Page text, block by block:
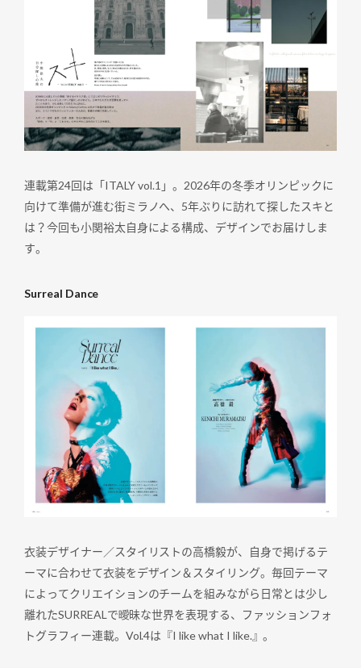
連載第24回は「ITALY vol.1」。2026年の冬季オリンピックに
向けて準備が進む街ミラノへ、5年ぶりに訪れて探したスキと
は？今回も小関裕太自身による構成、デザインでお届けしま
す。
Surreal Dance
衣装デザイナー／スタイリストの高橋毅が、自身で掲げるテ
ーマに合わせて衣装をデザイン＆スタイリング。毎回テーマ
によってクリエイションのチームを組みながら日常とは少し
離れたSURREALで曖昧な世界を表現する、ファッションフォ
トグラフィー連載。Vol.4は『I like what I like.』。